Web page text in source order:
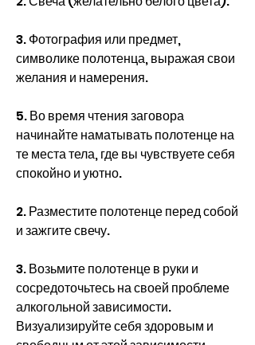
3. Фотография или предмет,
символике полотенца, выражая свои
желания и намерения.
5. Во время чтения заговора
начинайте наматывать полотенце на
те места тела, где вы чувствуете себя
спокойно и уютно.
2. Разместите полотенце перед собой
и зажгите свечу.
3. Возьмите полотенце в руки и
сосредоточьтесь на своей проблеме
алкогольной зависимости.
Визуализируйте себя здоровым и